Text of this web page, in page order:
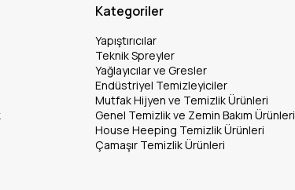
Kategoriler
Yapıştırıcılar
Teknik Spreyler
Yağlayıcılar ve Gresler
Endüstriyel Temizleyiciler
Mutfak Hijyen ve Temizlik Ürünleri
Genel Temizlik ve Zemin Bakım Ürünleri
House Heeping Temizlik Ürünleri
Çamaşır Temizlik Ürünleri